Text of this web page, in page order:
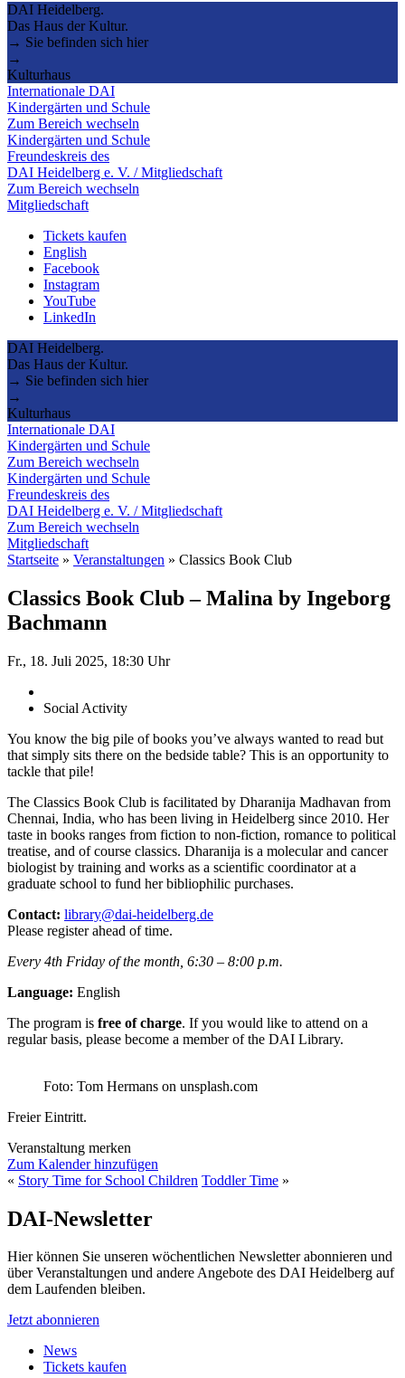
DAI Heidelberg.
Das Haus der Kultur.
→ Sie befinden sich hier
→
Kulturhaus
Internationale DAI
Kindergärten und Schule
Zum Bereich wechseln
Kindergärten und Schule
Freundeskreis des
DAI Heidelberg e. V. / Mitgliedschaft
Zum Bereich wechseln
Mitgliedschaft
Tickets kaufen
English
Facebook
Instagram
YouTube
LinkedIn
DAI Heidelberg.
Das Haus der Kultur.
→ Sie befinden sich hier
→
Kulturhaus
Internationale DAI
Kindergärten und Schule
Zum Bereich wechseln
Kindergärten und Schule
Freundeskreis des
DAI Heidelberg e. V. / Mitgliedschaft
Zum Bereich wechseln
Mitgliedschaft
Startseite » Veranstaltungen » Classics Book Club
Classics Book Club – Malina by Ingeborg
Bachmann
Fr., 18. Juli 2025, 18:30 Uhr
Social Activity
You know the big pile of books you’ve always wanted to read but
that simply sits there on the bedside table? This is an opportunity to
tackle that pile!
The Classics Book Club is facilitated by Dharanija Madhavan from
Chennai, India, who has been living in Heidelberg since 2010. Her
taste in books ranges from fiction to non-fiction, romance to political
treatise, and of course classics. Dharanija is a molecular and cancer
biologist by training and works as a scientific coordinator at a
graduate school to fund her bibliophilic purchases.
Contact: library@dai-heidelberg.de
Please register ahead of time.
Every 4th Friday of the month, 6:30 – 8:00 p.m.
Language: English
The program is free of charge. If you would like to attend on a
regular basis, please become a member of the DAI Library.
Foto: Tom Hermans on unsplash.com
Freier Eintritt.
Veranstaltung merken
Zum Kalender hinzufügen
« Story Time for School Children Toddler Time »
DAI-Newsletter
Hier können Sie unseren wöchentlichen Newsletter abonnieren und
über Veranstaltungen und andere Angebote des DAI Heidelberg auf
dem Laufenden bleiben.
Jetzt abonnieren
News
Tickets kaufen